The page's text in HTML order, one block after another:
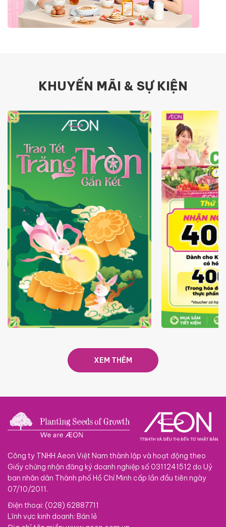
KHUYẾN MÃI & SỰ KIỆN
TRAO TẾT TRĂNG TRÒN GẮN
GIÁ LUÔN
XEM THÊM
Công ty TNHH Aeon Việt Nam thành lập và hoạt động theo
Giấy chứng nhận đăng ký doanh nghiệp số 0311241512 do Uỷ
ban nhân dân Thành phố Hồ Chí Minh cấp lần đầu tiên ngày
07/10/2011.
Điện thoại: (028) 62887711
Lĩnh vực kinh doanh: Bán lẻ